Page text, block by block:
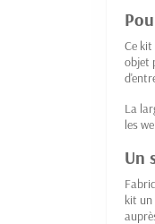
Ce
objet
La
les
Un
kit un